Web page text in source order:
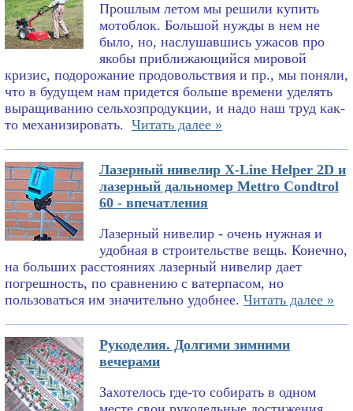
Прошлым летом мы решили купить
мотоблок. Большой нужды в нем не
было, но, наслушавшись ужасов про
якобы приближающийся мировой
кризис, подорожание продовольствия и пр., мы поняли,
что в будущем нам придется больше времени уделять
выращиванию сельхозпродукции, и надо наш труд как-
то механизировать. Читать далее »
Лазерный нивелир X-Line Helper 2D и
лазерный дальномер Mettro Condtrol
60 - впечатления
Лазерный нивелир - очень нужная и
удобная в строительстве вещь. Конечно,
на больших расстояниях лазерный нивелир дает
погрешность, по сравнению с ватерпасом, но
пользоваться им значительно удобнее. Читать далее »
Рукоделия. Долгими зимними
вечерами
Захотелось где-то собирать в одном